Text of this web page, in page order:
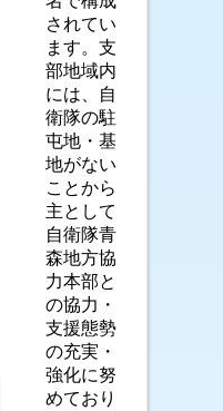
されてい
ます。支
部地域内
には、自
衛隊の駐
屯地・基
地がない
ことから
主として
自衛隊青
森地方協
力本部と
の協力・
支援態勢
の充実・
強化に努
めており